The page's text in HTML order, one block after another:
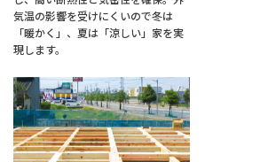
気温の影響を受けにくいので冬は
「暖かく」、夏は「涼しい」家を実
現します。